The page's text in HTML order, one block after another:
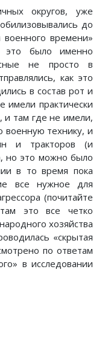
округов, уже
до
времени»
это было именно
не просто в
как это
в состав рот и
имели практически
и там где не имели,
военную технику, и
и тракторов (и
но это можно было
в то время пока
все нужное для
(почитайте
это все четко
хозяйства
«скрытая
по ответам
в исследовании